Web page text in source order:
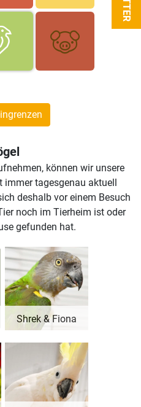
können wir unsere
immer tagesgenau aktuell
deshalb vor einem Besuch
noch im Tierheim ist oder
gefunden hat.
Shrek & Fiona